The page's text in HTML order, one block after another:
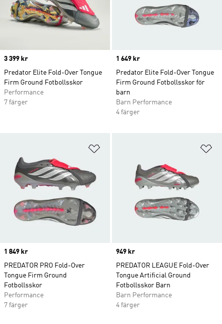
Price
3 399 kr
Predator Elite Fold-Over Tongue
Firm Ground Fotbollsskor
Performance
7 färger
Price
1 649 kr
Predator Elite Fold-Over Tongue
Firm Ground Fotbollsskor för
barn
Barn Performance
4 färger
Price
1 849 kr
PREDATOR PRO Fold-Over
Tongue Firm Ground
Fotbollsskor
Performance
7 färger
Price
949 kr
PREDATOR LEAGUE Fold-Over
Tongue Artificial Ground
Fotbollsskor Barn
Barn Performance
4 färger